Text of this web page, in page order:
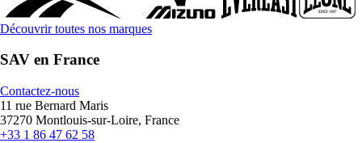
Découvrir toutes nos marques
SAV en France
Contactez-nous
11 rue Bernard Maris
37270 Montlouis-sur-Loire, France
+33 1 86 47 62 58